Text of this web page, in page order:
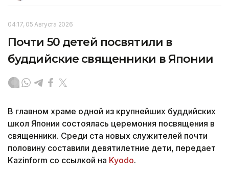
04:17, 05 Августа 2026
Почти 50 детей посвятили в
буддийские священники в Японии
В главном храме одной из крупнейших буддийских
школ Японии состоялась церемония посвящения в
священники. Среди ста новых служителей почти
половину составили девятилетние дети, передает
Kazinform со ссылкой на Kyodo.